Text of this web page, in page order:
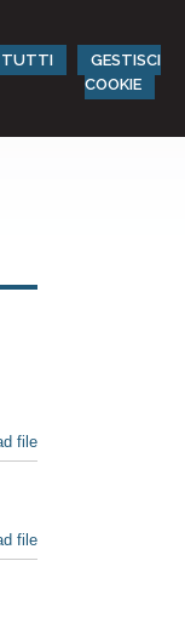
TUTTI
GESTISCI
COOKIE
file
file